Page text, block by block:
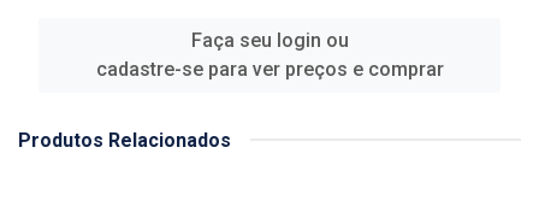
Faça seu login ou
cadastre-se para ver preços e comprar
Produtos Relacionados